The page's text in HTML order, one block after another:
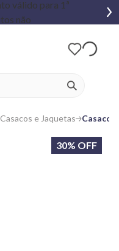
ver
Casacos e Jaquetas Casaco
30% OFF